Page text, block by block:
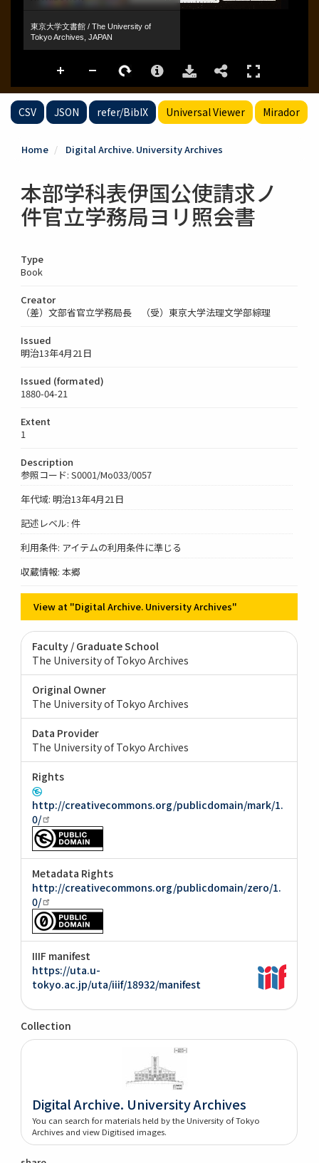
CSV JSON refer/BibIX Universal Viewer Mirador
Home Digital Archive. University Archives
本部学科表伊国公使請求ノ
件官立学務局ヨリ照会書
Type
Book
Creator
（差）文部省官立学務局長 （受）東京大学法理文学部綜理
Issued
明治13年4月21日
Issued (formated)
1880-04-21
Extent
1
Description
参照コード: S0001/Mo033/0057
年代域: 明治13年4月21日
記述レベル: 件
利用条件: アイテムの利用条件に準じる
収蔵情報: 本郷
View at "Digital Archive. University Archives"
Faculty / Graduate School
The University of Tokyo Archives
Original Owner
The University of Tokyo Archives
Data Provider
The University of Tokyo Archives
Rights
http://creativecommons.org/publicdomain/mark/1.
0/
Metadata Rights
http://creativecommons.org/publicdomain/zero/1.
0/
IIIF manifest
https://uta.u-
tokyo.ac.jp/uta/iiif/18932/manifest
Collection
Digital Archive. University Archives
You can search for materials held by the University of Tokyo
Archives and view Digitised images.